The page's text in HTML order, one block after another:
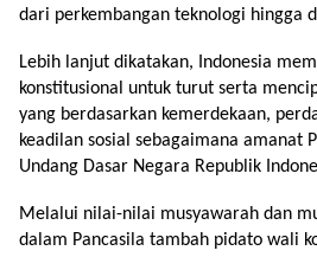
dari perkembangan teknologi hingga
Lebih lanjut dikatakan, Indonesia
konstitusional untuk turut serta
yang berdasarkan kemerdekaan,
keadilan sosial sebagaimana amanat
Undang Dasar Negara Republik
Melalui nilai-nilai musyawarah dan
dalam Pancasila tambah pidato wali